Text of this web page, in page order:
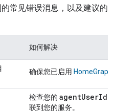
常见错误消息，以及建议的
如何解决
确保您已启用 HomeGraph
检查您的 agentUserId
联到您的服务。